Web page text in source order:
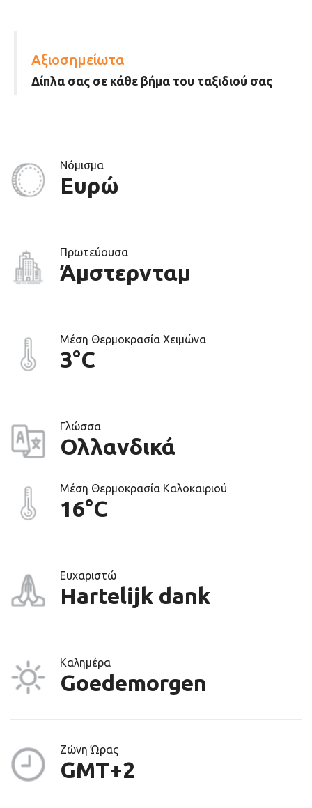
Αξιοσημείωτα
Δίπλα σας σε κάθε βήμα του ταξιδιού σας
Νόμισμα
Ευρώ
Πρωτεύουσα
Άμστερνταμ
Μέση Θερμοκρασία Χειμώνα
3°C
Γλώσσα
Ολλανδικά
Μέση Θερμοκρασία Καλοκαιριού
16°C
Ευχαριστώ
Hartelijk dank
Καλημέρα
Goedemorgen
Ζώνη Ώρας
GMT+2